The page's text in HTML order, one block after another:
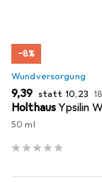
−8%
Wundversorgung
EUR
9,39 statt EUR
10,23
HolthausYpsilin
50 ml